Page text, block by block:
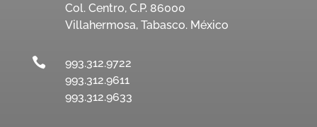
Col. Centro, C.P. 86000
Villahermosa, Tabasco. México

993.312.9722
993.312.9611
993.312.9633